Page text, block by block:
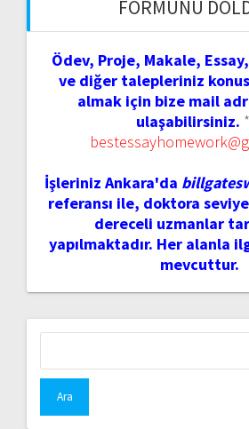
FORMUNU
Ödev, Proje, Makale,
ve diğer talepleriniz
almak için bize mail
ulaşabilirsiniz.
İşleriniz Ankara'da
referansı ile, doktora
dereceli uzmanlar
yapılmaktadır. Her alanla
mevcuttur.